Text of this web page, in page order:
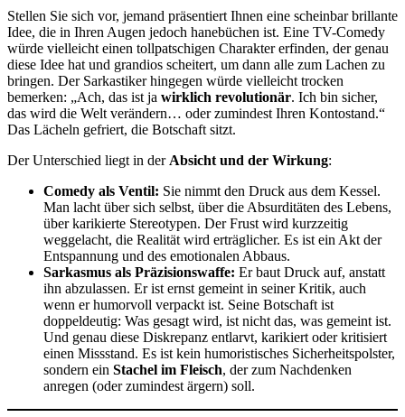
Stellen Sie sich vor, jemand präsentiert Ihnen eine scheinbar brillante
Idee, die in Ihren Augen jedoch hanebüchen ist. Eine TV-Comedy
würde vielleicht einen tollpatschigen Charakter erfinden, der genau
diese Idee hat und grandios scheitert, um dann alle zum Lachen zu
bringen. Der Sarkastiker hingegen würde vielleicht trocken
bemerken: „Ach, das ist ja wirklich revolutionär. Ich bin sicher,
das wird die Welt verändern… oder zumindest Ihren Kontostand.“
Das Lächeln gefriert, die Botschaft sitzt.
Der Unterschied liegt in der Absicht und der Wirkung:
Comedy als Ventil: Sie nimmt den Druck aus dem Kessel.
Man lacht über sich selbst, über die Absurditäten des Lebens,
über karikierte Stereotypen. Der Frust wird kurzzeitig
weggelacht, die Realität wird erträglicher. Es ist ein Akt der
Entspannung und des emotionalen Abbaus.
Sarkasmus als Präzisionswaffe: Er baut Druck auf, anstatt
ihn abzulassen. Er ist ernst gemeint in seiner Kritik, auch
wenn er humorvoll verpackt ist. Seine Botschaft ist
doppeldeutig: Was gesagt wird, ist nicht das, was gemeint ist.
Und genau diese Diskrepanz entlarvt, karikiert oder kritisiert
einen Missstand. Es ist kein humoristisches Sicherheitspolster,
sondern ein Stachel im Fleisch, der zum Nachdenken
anregen (oder zumindest ärgern) soll.